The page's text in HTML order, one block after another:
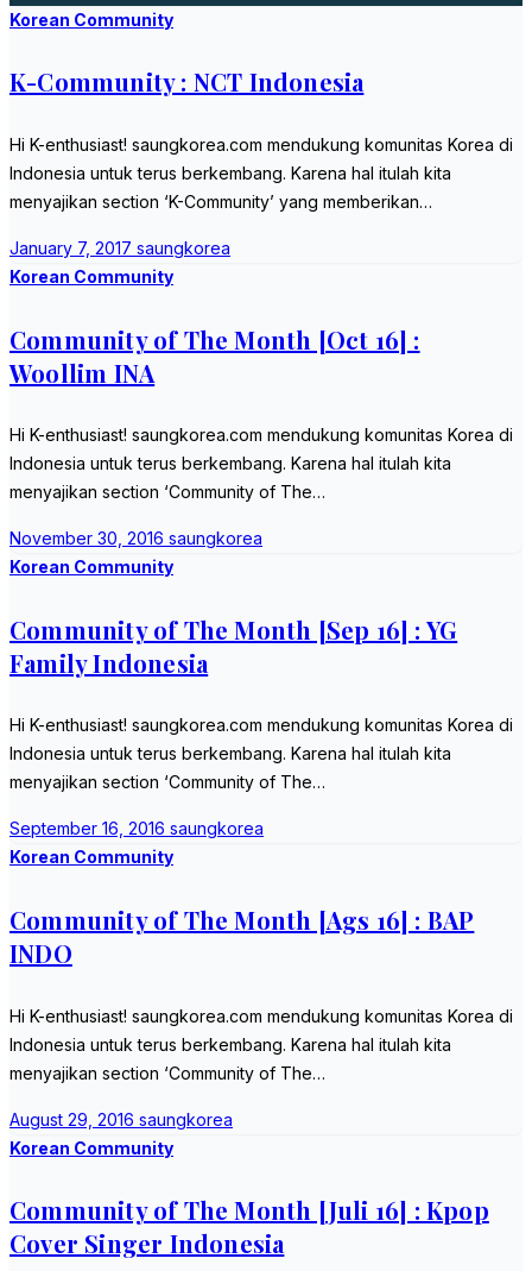
Korean Community
K-Community : NCT Indonesia
Hi K-enthusiast! saungkorea.com mendukung komunitas Korea di
Indonesia untuk terus berkembang. Karena hal itulah kita
menyajikan section ‘K-Community’ yang memberikan…
January 7, 2017 saungkorea
Korean Community
Community of The Month [Oct 16] :
Woollim INA
Hi K-enthusiast! saungkorea.com mendukung komunitas Korea di
Indonesia untuk terus berkembang. Karena hal itulah kita
menyajikan section ‘Community of The…
November 30, 2016 saungkorea
Korean Community
Community of The Month [Sep 16] : YG
Family Indonesia
Hi K-enthusiast! saungkorea.com mendukung komunitas Korea di
Indonesia untuk terus berkembang. Karena hal itulah kita
menyajikan section ‘Community of The…
September 16, 2016 saungkorea
Korean Community
Community of The Month [Ags 16] : BAP
INDO
Hi K-enthusiast! saungkorea.com mendukung komunitas Korea di
Indonesia untuk terus berkembang. Karena hal itulah kita
menyajikan section ‘Community of The…
August 29, 2016 saungkorea
Korean Community
Community of The Month [Juli 16] : Kpop
Cover Singer Indonesia